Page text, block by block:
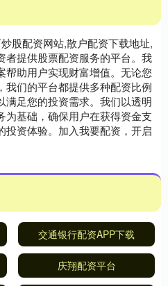
股配资网站,散户配资下载地址,
者提供股票配资服务的平台。我
帮助用户实现财富增值。无论您
我们的平台都提供多种配资比例
满足您的投资需求。我们以透明
为基础，确保用户在获得资金支
投资体验。加入我要配资，开启
交通银行配资APP下载
庆翔配资平台